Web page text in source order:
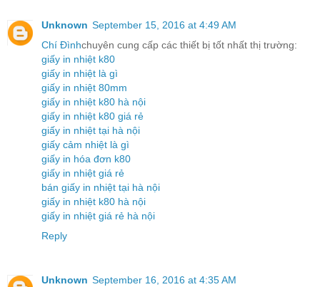
Unknown September 15, 2016 at 4:49 AM
Chí Đìnhchuyên cung cấp các thiết bị tốt nhất thị trường:
giấy in nhiệt k80
giấy in nhiệt là gì
giấy in nhiệt 80mm
giấy in nhiệt k80 hà nội
giấy in nhiệt k80 giá rẻ
giấy in nhiệt tại hà nội
giấy cảm nhiệt là gì
giấy in hóa đơn k80
giấy in nhiệt giá rẻ
bán giấy in nhiệt tại hà nội
giấy in nhiệt k80 hà nội
giấy in nhiệt giá rẻ hà nội
Reply
Unknown September 16, 2016 at 4:35 AM